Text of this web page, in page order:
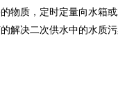
物质，定时定量向水箱
解决二次供水中的水质污